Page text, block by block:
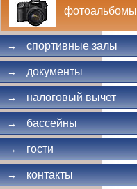
фотоальбомы
→ спортивные залы
→ документы
→ налоговый вычет
→ бассейны
→ гости
→ контакты